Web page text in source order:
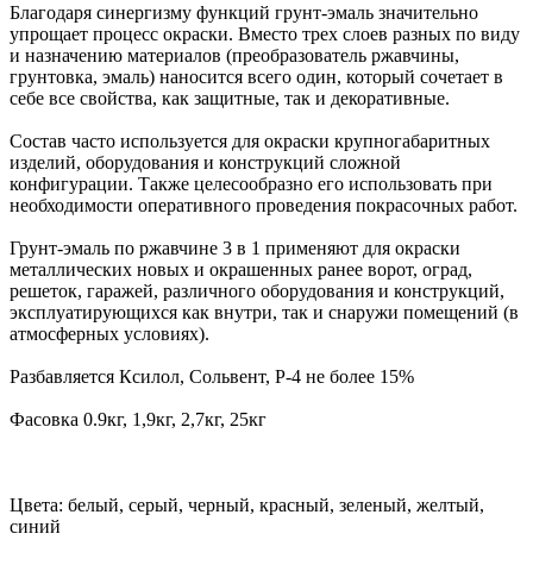
Благодаря синергизму функций грунт-эмаль значительно
упрощает процесс окраски. Вместо трех слоев разных по виду
и назначению материалов (преобразователь ржавчины,
грунтовка, эмаль) наносится всего один, который сочетает в
себе все свойства, как защитные, так и декоративные.
Состав часто используется для окраски крупногабаритных
изделий, оборудования и конструкций сложной
конфигурации. Также целесообразно его использовать при
необходимости оперативного проведения покрасочных работ.
Грунт-эмаль по ржавчине 3 в 1 применяют для окраски
металлических новых и окрашенных ранее ворот, оград,
решеток, гаражей, различного оборудования и конструкций,
эксплуатирующихся как внутри, так и снаружи помещений (в
атмосферных условиях).
Разбавляется Ксилол, Сольвент, Р-4 не более 15%
Фасовка 0.9кг, 1,9кг, 2,7кг, 25кг
Цвета: белый, серый, черный, красный, зеленый, желтый,
синий